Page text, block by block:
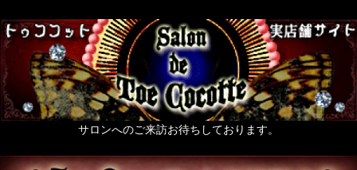
サロンへのご来訪お待ちしております。